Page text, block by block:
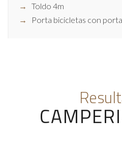
Toldo 4m
Porta bicicletas con